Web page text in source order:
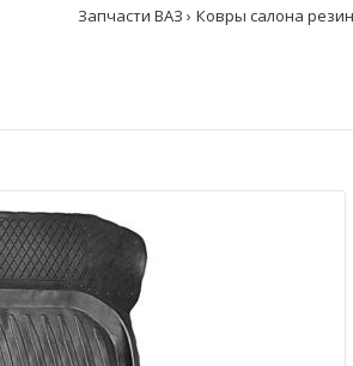
Запчасти ВАЗ Ковры салона